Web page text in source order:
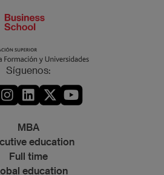
Síguenos:
MBA
education
Full time
education